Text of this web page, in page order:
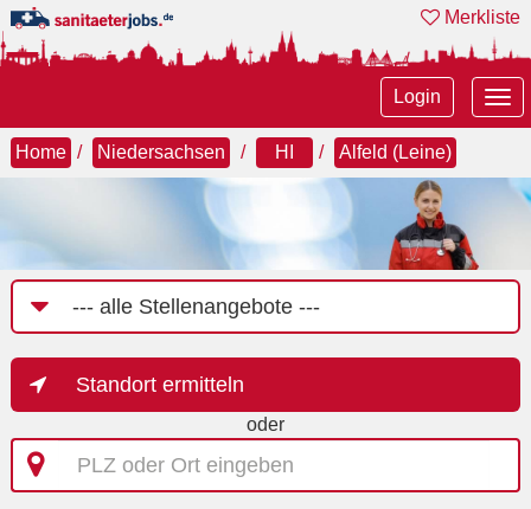
Merkliste
Login
Home Niedersachsen HI Alfeld (Leine)
Job-
Kategorie
Standort ermitteln
oder
PLZ
oder